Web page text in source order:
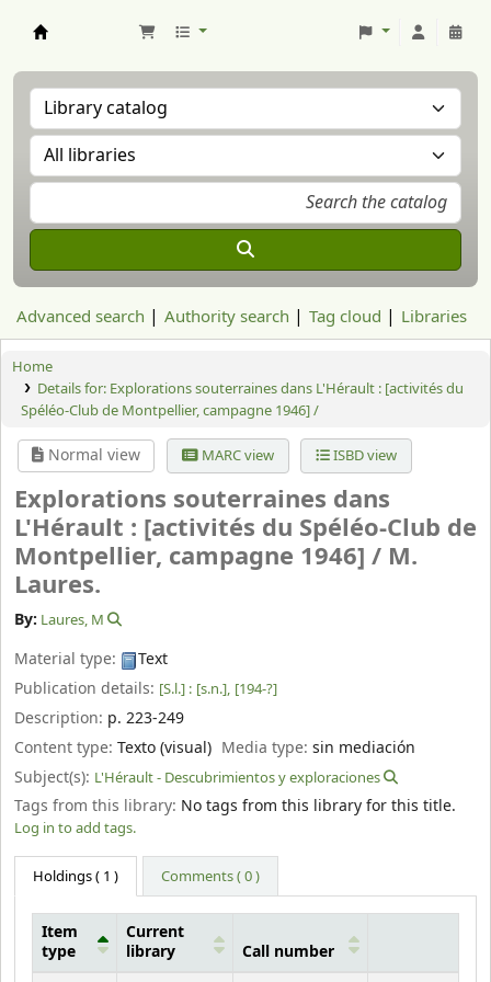
Advanced search Authority search Tag cloud Libraries
Home
Details for: Explorations souterraines dans L'Hérault : [activités du
Spéléo-Club de Montpellier, campagne 1946] /
Normal view MARC view ISBD view
Explorations souterraines dans
L'Hérault : [activités du Spéléo-Club de
Montpellier, campagne 1946] / M.
Laures.
By: Laures, M
Material type:
Text
Publication details: [S.l.] : [s.n.], [194-?]
Description: p. 223-249
Content type: Texto (visual) Media type:sin mediación
Subject(s): L'Hérault - Descubrimientos y exploraciones
Tags from this library: No tags from this library for this title.
Log in to add tags.
Holdings( 1 ) Comments ( 0 )
Item
type
Current
library
Call number